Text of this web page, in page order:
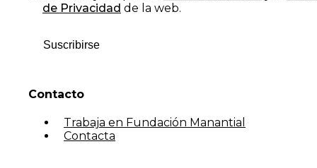
de Privacidad de la web.
Suscribirse
Contacto
Trabaja en Fundación Manantial
Contacta